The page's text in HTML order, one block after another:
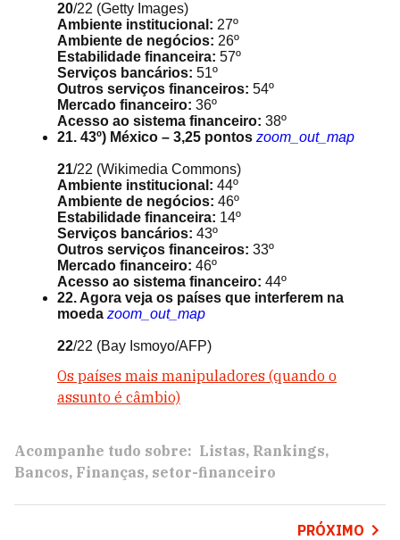
20/22 (Getty Images)
Ambiente institucional: 27º
Ambiente de negócios: 26º
Estabilidade financeira: 57º
Serviços bancários: 51º
Outros serviços financeiros: 54º
Mercado financeiro: 36º
Acesso ao sistema financeiro: 38º
21. 43º) México – 3,25 pontos zoom_out_map
21/22 (Wikimedia Commons)
Ambiente institucional: 44º
Ambiente de negócios: 46º
Estabilidade financeira: 14º
Serviços bancários: 43º
Outros serviços financeiros: 33º
Mercado financeiro: 46º
Acesso ao sistema financeiro: 44º
22. Agora veja os países que interferem na
moeda zoom_out_map
22/22 (Bay Ismoyo/AFP)
Os países mais manipuladores (quando o
assunto é câmbio)
Acompanhe tudo sobre: Listas Rankings
Bancos Finanças setor-financeiro
PRÓXIMO